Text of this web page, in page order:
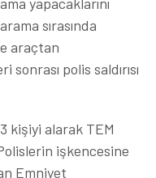
sırasında
araçtan
sonrası polis saldırısı
kişiyi alarak TEM
işkencesine
Emniyet